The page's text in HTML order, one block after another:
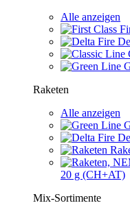
Alle anzeigen
Raketen
Alle anzeigen
20 g (CH+AT)
Mix-Sortimente